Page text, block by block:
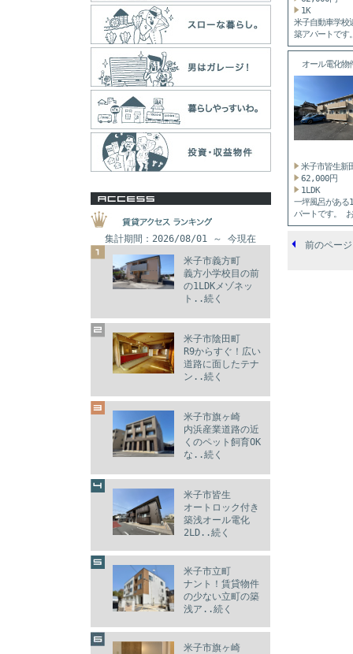
1K
米子自動車学校
築アパートです
犬もし...
オール電化
ン...
米子市皆生新
62,000円
1LDK
一坪風呂がある
パートです。
外も...
前のページ
集計期間：2026/08/01 ～ 今現在
米子市義方町
義方小学校目の前
の1LDKメゾネッ
ト..続く
米子市陰田町
R9からすぐ！広い
道路に面したテナ
ン..続く
米子市旗ヶ崎
内浜産業道路の近
くのペット飼育OK
な..続く
米子市皆生
オートロック付き
築浅オール電化
2LD..続く
米子市立町
ナント！賃貸物件
の少ない立町の築
浅ア..続く
米子市旗ヶ崎